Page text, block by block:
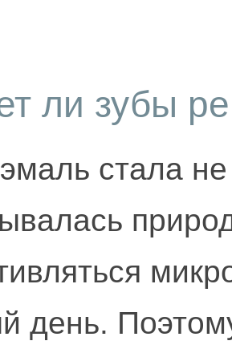
ли зубы
стала
день.